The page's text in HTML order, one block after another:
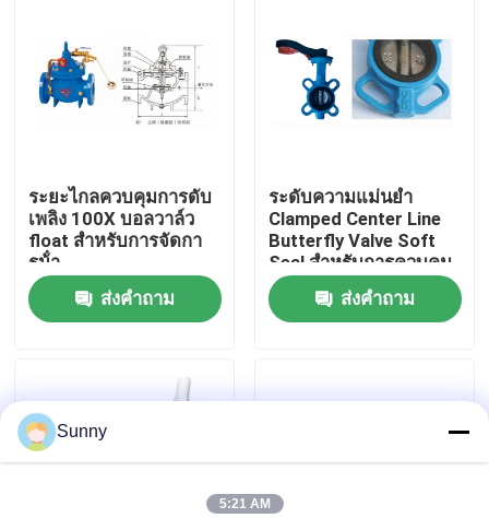
เกี่ยวกับเรา
การควบคุมคุณภาพ
ติดต่อเรา
บริการขนส่งสินค้าระหว่างประเทศ
การจัดหาสินค้าข้ามชายแดน
ระยะไกลควบคุมการดับ
เพลิง 100X บอลวาล์ว
float สําหรับการจัดกา
รน้ํา
ส่งคำถาม
ระดับความแม่นยํา
Clamped Center Line
Butterfly Valve Soft
Seal สําหรับการควบคุม
การไหลที่แม่นยํา
ส่งคำถาม
Sunny
5:21 AM